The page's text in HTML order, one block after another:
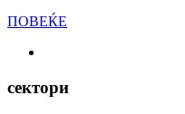
ПОВЕЌЕ
сектори